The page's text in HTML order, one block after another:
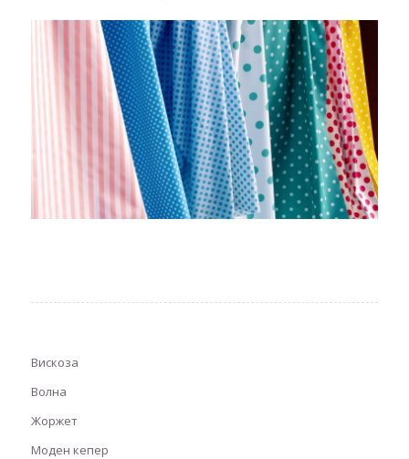
Вискоза
Волна
Жоржет
Моден кепер